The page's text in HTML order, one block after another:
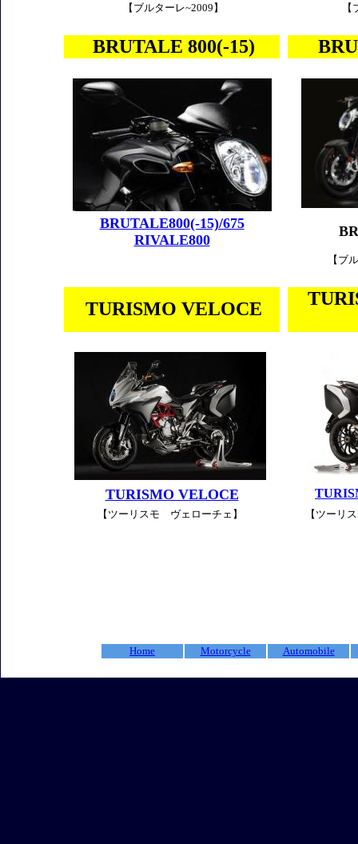
【ブルターレ~2009】
BRUTALE 800(-15)
BRUTALE800(-15)/675
RIVALE800
【ブ
TURISMO VELOCE
TURISMO VELOCE
【ツーリスモ ヴェローチェ】 【ツーリ
Home Motorcycle Automobile